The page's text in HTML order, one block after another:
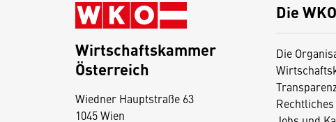
Die WKO
Die
Rechtliches
Wirtschaftskammer
Österreich
Wiedner Hauptstraße 63
1045 Wien